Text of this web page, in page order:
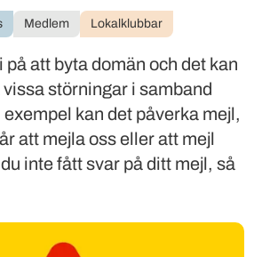
Medlem Lokalklubbar
att byta domän och det kan
störningar i samband
kan det påverka mejl,
att mejla oss eller att mejl
inte fått svar på ditt mejl, så